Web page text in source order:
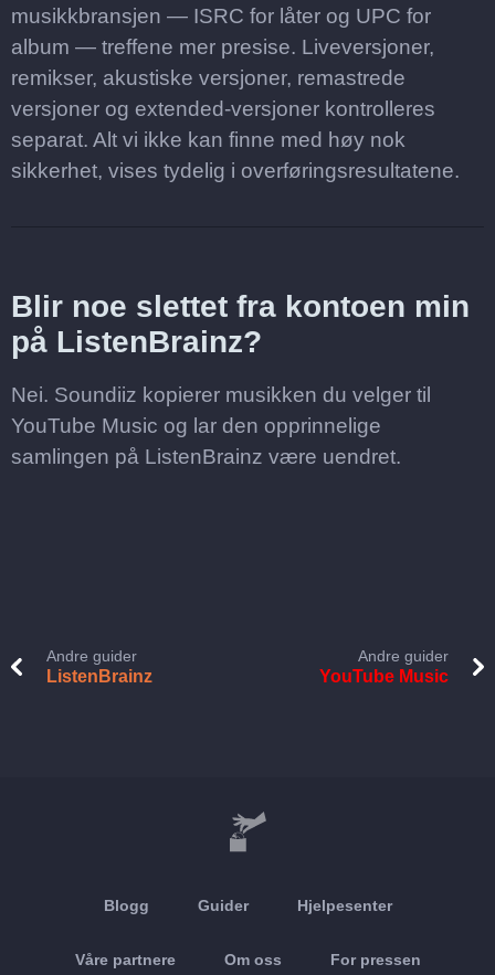
musikkbransjen — ISRC for låter og UPC for
album — treffene mer presise. Liveversjoner,
remikser, akustiske versjoner, remastrede
versjoner og extended-versjoner kontrolleres
separat. Alt vi ikke kan finne med høy nok
sikkerhet, vises tydelig i overføringsresultatene.
Blir noe slettet fra kontoen min
på ListenBrainz?
Nei. Soundiiz kopierer musikken du velger til
YouTube Music og lar den opprinnelige
samlingen på ListenBrainz være uendret.
Andre guider
ListenBrainz
Andre guider
YouTube Music
Blogg Guider Hjelpesenter
Våre partnere Om oss For pressen